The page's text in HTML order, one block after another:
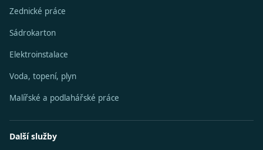
Zednické práce
Sádrokarton
Elektroinstalace
Voda, topení, plyn
Malířské a podlahářské práce
Další služby